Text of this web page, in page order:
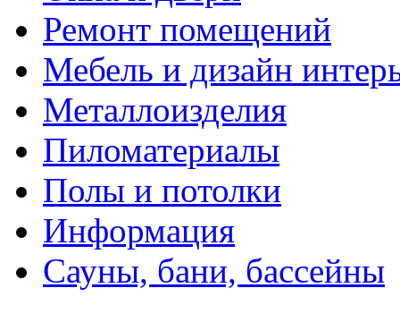
Ремонт помещений
Мебель и дизайн
Металлоизделия
Пиломатериалы
Полы и потолки
Информация
Сауны, бани, бассейны